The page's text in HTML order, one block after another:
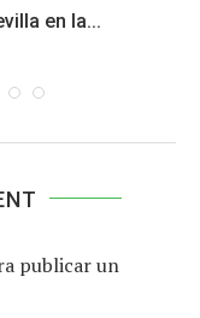
en la...
publicar un